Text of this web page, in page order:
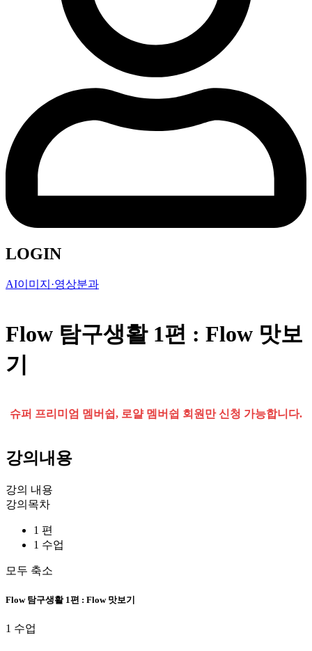
LOGIN
AI이미지·영상분과
Flow 탐구생활 1편 : Flow 맛보
기
슈퍼 프리미엄 멤버쉽, 로얄 멤버쉽 회원만 신청 가능합니다.
강의내용
강의 내용
강의목차
1 편
1 수업
모두 축소
Flow 탐구생활 1편 : Flow 맛보기
1 수업